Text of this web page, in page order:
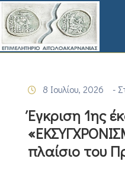
8 Ιουλίου, 2026 -
Έγκριση 1ης
πλαίσιο του